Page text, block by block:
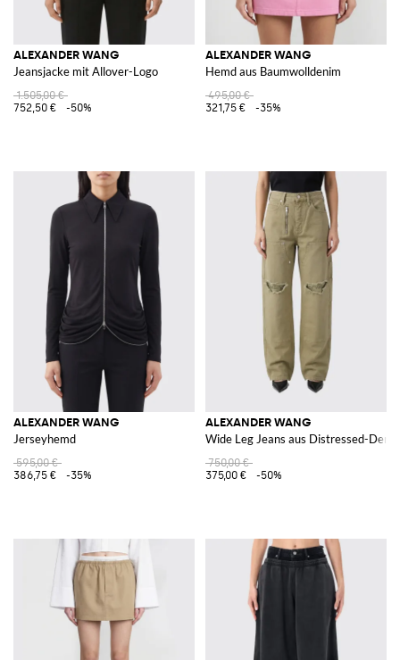
ALEXANDER WANG
Jeansjacke mit Allover-Logo
1.505,00 €
752,50 €
-50%
ALEXANDER WANG
Hemd aus Baumwolldenim
495,00 €
321,75 €
-35%
ALEXANDER WANG
Jerseyhemd
595,00 €
386,75 €
-35%
ALEXANDER WANG
Wide Leg Jeans aus Distressed-
750,00 €
375,00 €
-50%